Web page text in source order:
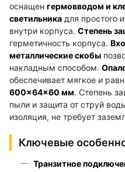
оснащен гермовводом и
светильника для простого
внутри корпуса. Степень
герметичность корпуса.
металлические скобы
накладным способом.
обеспечивает мягкое и
600×64×60 мм. Степень
пыли и защита от струй
изоляция, не требует
Ключевые
Транзитное